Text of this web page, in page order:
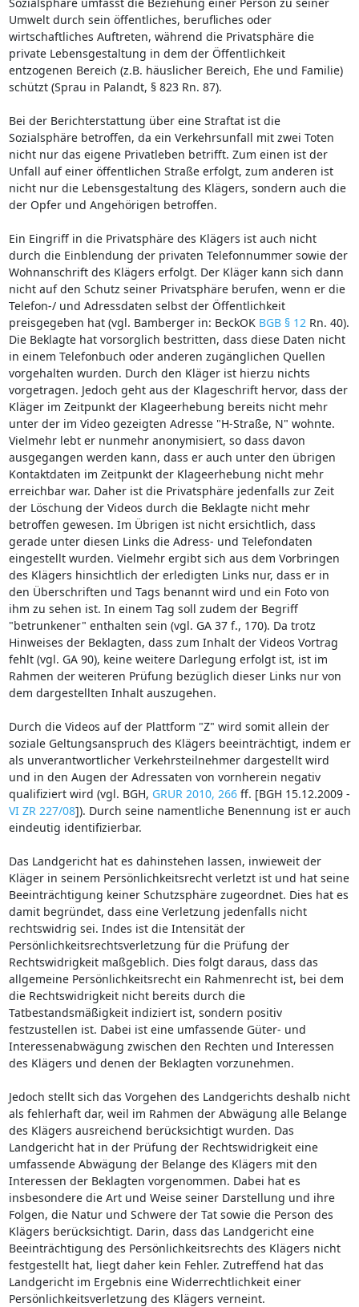
Umwelt durch sein öffentliches, berufliches oder
wirtschaftliches Auftreten, während die Privatsphäre die
private Lebensgestaltung in dem der Öffentlichkeit
entzogenen Bereich (z.B. häuslicher Bereich, Ehe und Familie)
schützt (Sprau in Palandt, § 823 Rn. 87).
Bei der Berichterstattung über eine Straftat ist die
Sozialsphäre betroffen, da ein Verkehrsunfall mit zwei Toten
nicht nur das eigene Privatleben betrifft. Zum einen ist der
Unfall auf einer öffentlichen Straße erfolgt, zum anderen ist
nicht nur die Lebensgestaltung des Klägers, sondern auch die
der Opfer und Angehörigen betroffen.
Ein Eingriff in die Privatsphäre des Klägers ist auch nicht
durch die Einblendung der privaten Telefonnummer sowie der
Wohnanschrift des Klägers erfolgt. Der Kläger kann sich dann
nicht auf den Schutz seiner Privatsphäre berufen, wenn er die
Telefon-/ und Adressdaten selbst der Öffentlichkeit
preisgegeben hat (vgl. Bamberger in: BeckOK BGB § 12 Rn. 40).
Die Beklagte hat vorsorglich bestritten, dass diese Daten nicht
in einem Telefonbuch oder anderen zugänglichen Quellen
vorgehalten wurden. Durch den Kläger ist hierzu nichts
vorgetragen. Jedoch geht aus der Klageschrift hervor, dass der
Kläger im Zeitpunkt der Klageerhebung bereits nicht mehr
unter der im Video gezeigten Adresse "H-Straße, N" wohnte.
Vielmehr lebt er nunmehr anonymisiert, so dass davon
ausgegangen werden kann, dass er auch unter den übrigen
Kontaktdaten im Zeitpunkt der Klageerhebung nicht mehr
erreichbar war. Daher ist die Privatsphäre jedenfalls zur Zeit
der Löschung der Videos durch die Beklagte nicht mehr
betroffen gewesen. Im Übrigen ist nicht ersichtlich, dass
gerade unter diesen Links die Adress- und Telefondaten
eingestellt wurden. Vielmehr ergibt sich aus dem Vorbringen
des Klägers hinsichtlich der erledigten Links nur, dass er in
den Überschriften und Tags benannt wird und ein Foto von
ihm zu sehen ist. In einem Tag soll zudem der Begriff
"betrunkener" enthalten sein (vgl. GA 37 f., 170). Da trotz
Hinweises der Beklagten, dass zum Inhalt der Videos Vortrag
fehlt (vgl. GA 90), keine weitere Darlegung erfolgt ist, ist im
Rahmen der weiteren Prüfung bezüglich dieser Links nur von
dem dargestellten Inhalt auszugehen.
Durch die Videos auf der Plattform "Z" wird somit allein der
soziale Geltungsanspruch des Klägers beeinträchtigt, indem er
als unverantwortlicher Verkehrsteilnehmer dargestellt wird
und in den Augen der Adressaten von vornherein negativ
qualifiziert wird (vgl. BGH, GRUR 2010, 266ff. [BGH 15.12.2009 -
VI ZR 227/08]). Durch seine namentliche Benennung ist er auch
eindeutig identifizierbar.
Das Landgericht hat es dahinstehen lassen, inwieweit der
Kläger in seinem Persönlichkeitsrecht verletzt ist und hat seine
Beeinträchtigung keiner Schutzsphäre zugeordnet. Dies hat es
damit begründet, dass eine Verletzung jedenfalls nicht
rechtswidrig sei. Indes ist die Intensität der
Persönlichkeitsrechtsverletzung für die Prüfung der
Rechtswidrigkeit maßgeblich. Dies folgt daraus, dass das
allgemeine Persönlichkeitsrecht ein Rahmenrecht ist, bei dem
die Rechtswidrigkeit nicht bereits durch die
Tatbestandsmäßigkeit indiziert ist, sondern positiv
festzustellen ist. Dabei ist eine umfassende Güter- und
Interessenabwägung zwischen den Rechten und Interessen
des Klägers und denen der Beklagten vorzunehmen.
Jedoch stellt sich das Vorgehen des Landgerichts deshalb nicht
als fehlerhaft dar, weil im Rahmen der Abwägung alle Belange
des Klägers ausreichend berücksichtigt wurden. Das
Landgericht hat in der Prüfung der Rechtswidrigkeit eine
umfassende Abwägung der Belange des Klägers mit den
Interessen der Beklagten vorgenommen. Dabei hat es
insbesondere die Art und Weise seiner Darstellung und ihre
Folgen, die Natur und Schwere der Tat sowie die Person des
Klägers berücksichtigt. Darin, dass das Landgericht eine
Beeinträchtigung des Persönlichkeitsrechts des Klägers nicht
festgestellt hat, liegt daher kein Fehler. Zutreffend hat das
Landgericht im Ergebnis eine Widerrechtlichkeit einer
Persönlichkeitsverletzung des Klägers verneint.